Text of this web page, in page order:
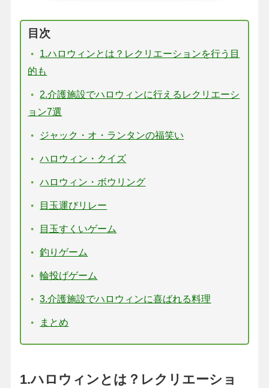
目次
1.ハロウィンとは？レクリエーションを行う目
的も
2.介護施設でハロウィンに行えるレクリエーシ
ョン7選
ジャック・オ・ランタンの福笑い
ハロウィン・クイズ
ハロウィン・ボウリング
目玉運びリレー
目玉すくいゲーム
釣りゲーム
輪投げゲーム
3.介護施設でハロウィンに喜ばれる料理
まとめ
1.ハロウィンとは？レクリエーショ